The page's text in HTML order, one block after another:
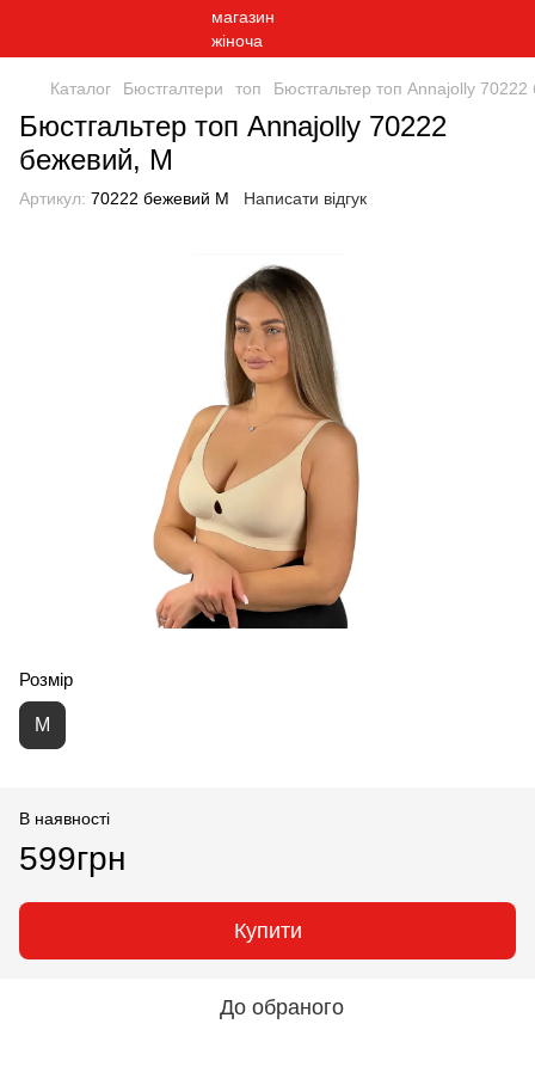
Каталог Бюстгалтери топ Бюстгальтер топ Annajolly
Бюстгальтер топ Annajolly 70222
бежевий, M
Артикул: 70222 бежевий M Написати відгук
Розмір
M
В наявності
599грн
Купити
До обраного